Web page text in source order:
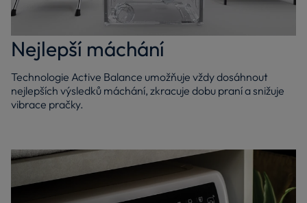
Nejlepší máchání
Technologie Active Balance umožňuje vždy dosáhnout
nejlepších výsledků máchání, zkracuje dobu praní a snižuje
vibrace pračky.